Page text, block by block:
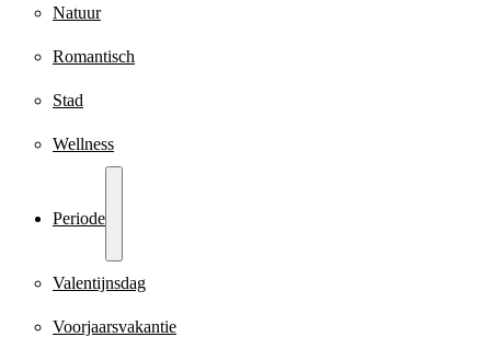
Natuur
Romantisch
Stad
Wellness
Periode
Valentijnsdag
Voorjaarsvakantie